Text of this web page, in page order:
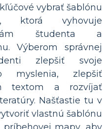
vybrať šablónu
ktorá vyhovuje
študenta a
Výberom správnej
zlepšiť svoje
myslenia, zlepšiť
textom a rozvíjať
Našťastie tu v
vlastnú šablónu